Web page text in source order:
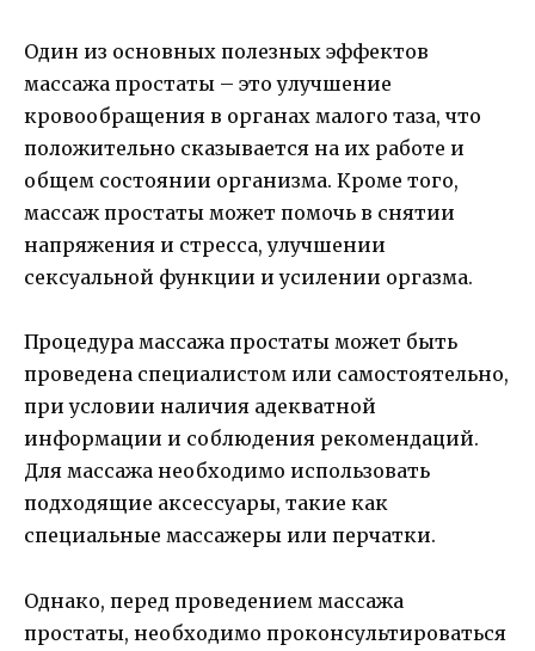
Один из основных полезных эффектов
массажа простаты – это улучшение
кровообращения в органах малого таза, что
положительно сказывается на их работе и
общем состоянии организма. Кроме того,
массаж простаты может помочь в снятии
напряжения и стресса, улучшении
сексуальной функции и усилении оргазма.
Процедура массажа простаты может быть
проведена специалистом или самостоятельно,
при условии наличия адекватной
информации и соблюдения рекомендаций.
Для массажа необходимо использовать
подходящие аксессуары, такие как
специальные массажеры или перчатки.
Однако, перед проведением массажа
простаты, необходимо проконсультироваться